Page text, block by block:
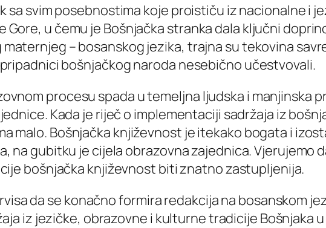
sa svim posebnostima koje proističu iz nacionalne i
u čemu je Bošnjačka stranka dala ključni
– bosanskog jezika, trajna su tekovina
bošnjačkog naroda nesebično učestvovali.
procesu spada u temeljna ljudska i manjinska
Kada je riječ o implementaciji sadržaja iz
malo. Bošnjačka književnost je itekako bogata i
na gubitku je cijela obrazovna zajednica. Vjerujemo
bošnjačka književnost biti znatno zastupljenija.
da se konačno formira redakcija na bosanskom
iz jezičke, obrazovne i kulturne tradicije Bošnjaka u